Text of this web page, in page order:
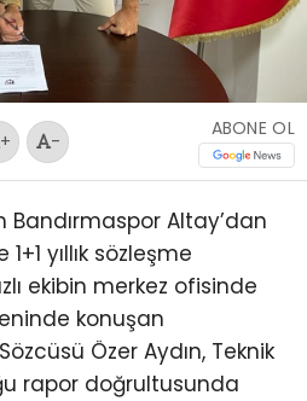
+ -
ABONE OL
Bandırmaspor Altay’dan
yıllık sözleşme
ekibin merkez ofisinde
konuşan
Özer Aydın, Teknik
rapor doğrultusunda